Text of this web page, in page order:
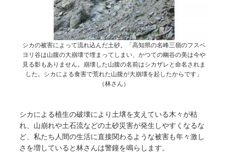
シカの被害によって流れ込んだ土砂。「高知県の名峰三嶺のフスベ
ヨリ谷は山腹の大崩壊で埋まってしまい、かつての幽谷の美は今や
見る影もありません。崩壊した山腹の名前はシカザレと命名されま
した。シカによる食害で荒れた山腹が大崩壊を起したからです」
（林さん）
シカによる植生の破壊により土壌を支えている木々が枯
れ、山崩れや土石流などの土砂災害が発生しやすくなるな
ど、私たち人間の生活に直接関わるような被害も年々激し
さを増していると林さんは警鐘を鳴らします。